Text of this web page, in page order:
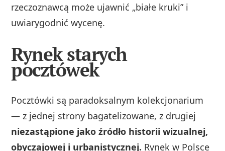
rzeczoznawcą może ujawnić „białe kruki” i
uwiarygodnić wycenę.
Rynek starych
pocztówek
Pocztówki są paradoksalnym kolekcjonarium
— z jednej strony bagatelizowane, z drugiej
niezastąpione jako źródło historii wizualnej,
obyczajowej i urbanistycznej. Rynek w Polsce